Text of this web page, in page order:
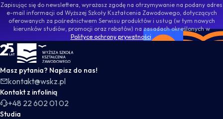
Zapisując się do newslettera, wyrażasz zgodę na otrzymywanie na podany adres
e-mail informacji od Wyższej Szkoły Kształcenia Zawodowego, dotyczących
oferowanych za pośrednictwem Serwisu produktów i usług (w tym nowych
kierunków studiów, promocji oraz rabatów) na zasadach określonych w
Polityce ochrony prywatności.
WSKZ - strona główna
Masz pytania? Napisz do nas!
kontakt@wskz.pl
Kontakt z infolinią
+48 22 602 01 02
Studia